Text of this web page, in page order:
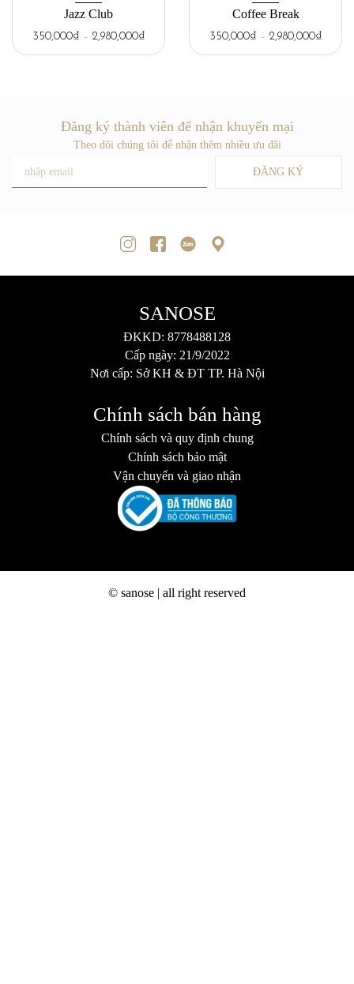
Jazz Club
350,000₫ – 2,980,000₫
Coffee Break
350,000₫ – 2,980,000₫
Đăng ký thành viên để nhận khuyến mại
Theo dõi chúng tôi để nhận thêm nhiều ưu đãi
ĐĂNG KÝ
SANOSE
ĐKKD: 8778488128
Cấp ngày: 21/9/2022
Nơi cấp: Sở KH & ĐT TP. Hà Nội
Chính sách bán hàng
Chính sách và quy định chung
Chính sách bảo mật
Vận chuyển và giao nhận
© sanose | all right reserved